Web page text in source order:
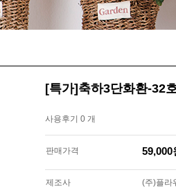
[특가]축하3단화환-32
사용후기 0 개
판매가격 59,000
제조사 (주)플라